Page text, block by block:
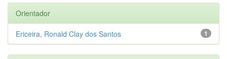
Orientador
1
Ericeira, Ronald Clay dos Santos